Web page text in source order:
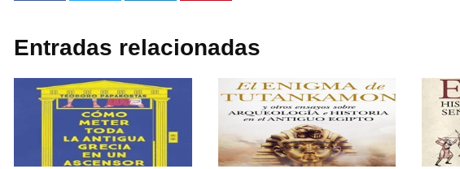
Entradas relacionadas